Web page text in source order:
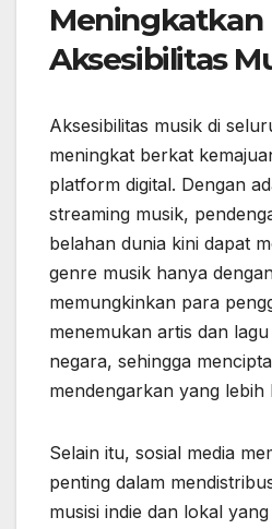
Meningkatkan
Aksesibilitas
Aksesibilitas musik di
meningkat berkat
platform digital. Dengan
streaming musik,
belahan dunia kini dapat
genre musik hanya
memungkinkan para
menemukan artis dan
negara, sehingga
mendengarkan yang lebih
Selain itu, sosial media
penting dalam
musisi indie dan lokal